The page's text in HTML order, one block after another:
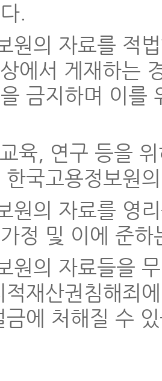
.
원의 자료를 적
에서 게재하는
금지하며 이를
육, 연구 등을
한국고용정보원
원의 자료를 영
정 및 이에 준
원의 자료들을
재산권침해죄
금에 처해질 수